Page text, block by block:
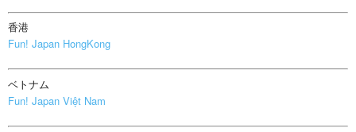
香港
Fun! Japan HongKong
ベトナム
Fun! Japan Việt Nam